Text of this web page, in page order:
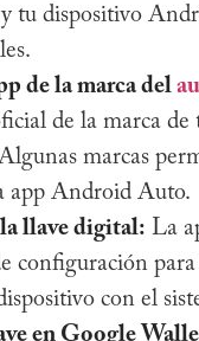
tu dispositivo
de la marca del
de la marca de
marcas
app Android Auto.
llave digital: La
configuración para
con el
en Google